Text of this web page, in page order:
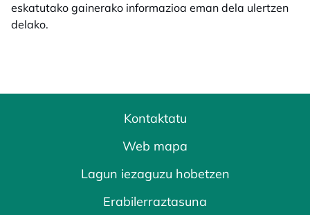
eskatutako gainerako informazioa eman dela ulertzen
delako.
Kontaktatu
Web mapa
Lagun iezaguzu hobetzen
Erabilerraztasuna